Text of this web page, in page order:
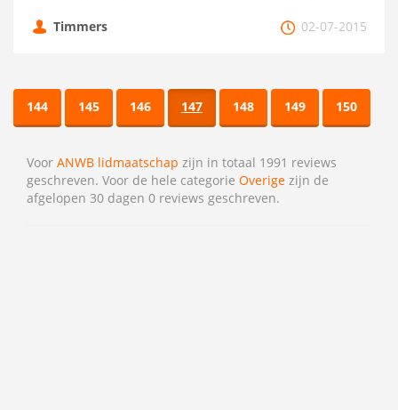
Timmers 02-07-2015
144 145 146 147 148 149 150
Voor ANWB lidmaatschap zijn in totaal 1991 reviews
geschreven. Voor de hele categorie Overige zijn de
afgelopen 30 dagen 0 reviews geschreven.